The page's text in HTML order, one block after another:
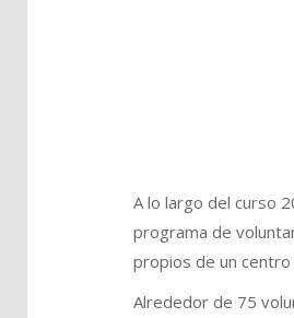
A lo largo del curso
programa de
propios de un centro
Alrededor de 75